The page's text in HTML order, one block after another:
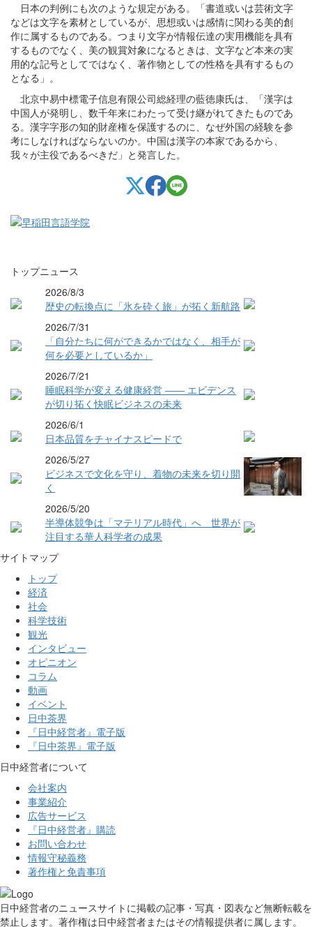
日本の判例にも次のような規定がある。「書道或いは芸術文字
などは文字を素材としているが、思想或いは感情に関わる美的創
作に属するものである。つまり文字が情報伝達の実用機能を具有
するものでなく、美の観賞対象になるときは、文字など本来の実
用的な記号としてではなく、著作物としての性格を具有するもの
となる」。
北京中易中標電子信息有限公司総経理の藍徳康氏は、「漢字は
中国人が発明し、数千年来にわたって受け継がれてきたものであ
る。漢字字形の知的財産権を保護するのに、なぜ外国の経験を参
考にしなければならないのか。中国は漢字の本家であるから、
我々が主役であるべきだ」と発言した。
トップニュース
2026/8/3
歴史の転換点に「氷を砕く旅」が拓く新航路
2026/7/31
「自分たちに何ができるかではなく、相手が
何を必要としているか」
2026/7/21
睡眠科学が変える健康経営 ―― エビデンス
が切り拓く快眠ビジネスの未来
2026/6/1
日本品質をチャイナスピードで
2026/5/27
ビジネスで文化を守り、着物の未来を切り開
く
2026/5/20
半導体競争は「マテリアル時代」へ 世界が
注目する華人科学者の成果
サイトマップ
トップ
経済
社会
科学技術
観光
インタビュー
オピニオン
コラム
動画
イベント
日中茶界
『日中経営者』電子版
『日中茶界』電子版
日中経営者について
会社案内
事業紹介
広告サービス
『日中経営者』購読
お問い合わせ
情報守秘義務
著作権と免責事項
日中経営者のニュースサイトに掲載の記事・写真・図表など無断転載を
禁止します。著作権は日中経営者またはその情報提供者に属します。